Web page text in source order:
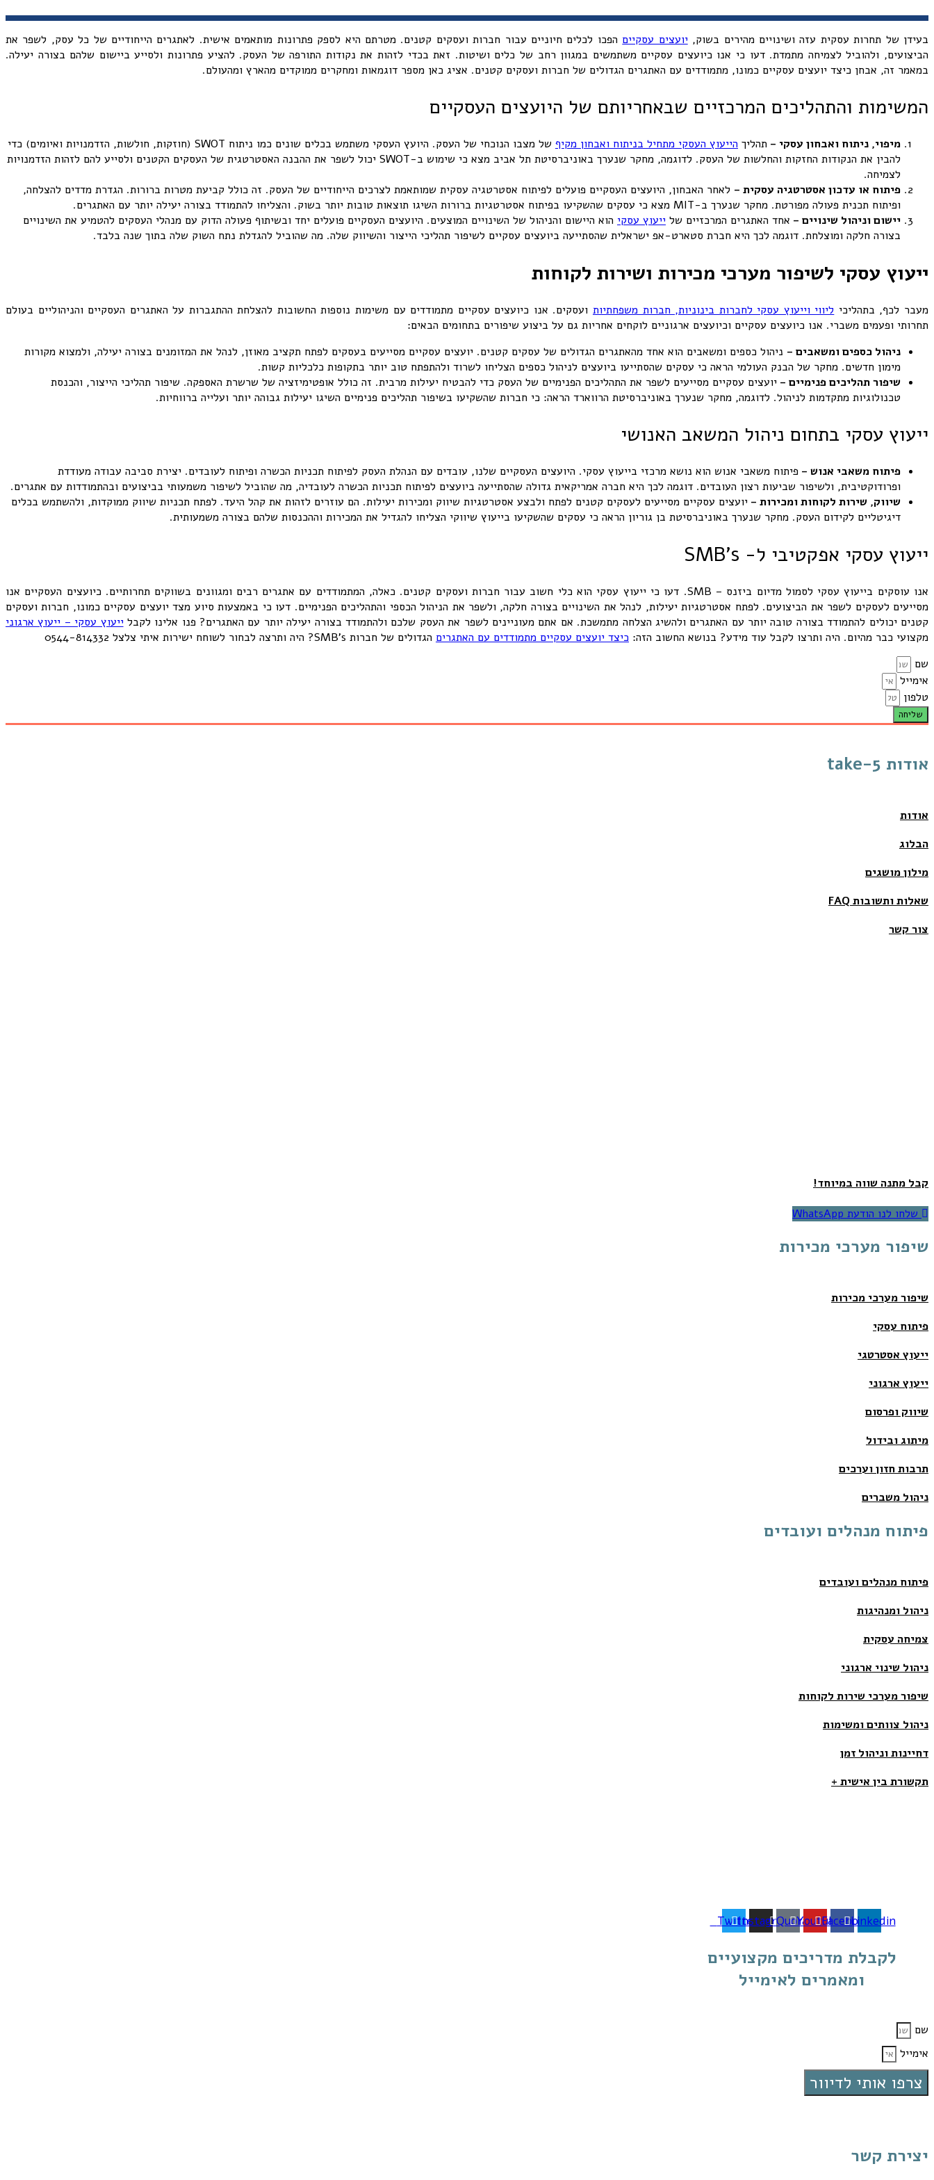
בעידן של תחרות עסקית עזה ושינויים מהירים בשוק, יועצים עסקיים הפכו לכלים חיוניים עבור חברות ועסקים קטנים. מטרתם היא לספק פתרונות מותאמים אישית. לאתגרים הייחודיים של כל עסק, לשפר את
הביצועים, ולהוביל לצמיחה מתמדת. דעו כי אנו כיועצים עסקיים משתמשים במגוון רחב של כלים ושיטות. זאת בכדי לזהות את נקודות התורפה של העסק. להציע פתרונות ולסייע ביישום שלהם בצורה יעילה.
במאמר זה, אבחן כיצד יועצים עסקיים כמונו, מתמודדים עם האתגרים הגדולים של חברות ועסקים קטנים. אציג כאן מספר דוגמאות ומחקרים ממוקדים מהארץ ומהעולם.
המשימות והתהליכים המרכזיים שבאחריותם של היועצים העסקיים
מיפוי, ניתוח ואבחון עסקי – תהליך הייעוץ העסקי מתחיל בניתוח ואבחון מקיף
של מצבו הנוכחי של העסק. היועץ העסקי משתמש בכלים שונים כמו ניתוח SWOT (חוזקות, חולשות, הזדמנויות ואיומים) כדי
להבין את הנקודות החזקות והחלשות של העסק. לדוגמה, מחקר שנערך באוניברסיטת תל אביב מצא כי שימוש ב-SWOT יכול לשפר את ההבנה האסטרטגית של העסקים הקטנים ולסייע להם לזהות הזדמנויות
לצמיחה.
פיתוח או עדכון אסטרטגיה עסקית – לאחר האבחון, היועצים העסקיים פועלים לפיתוח אסטרטגיה עסקית שמותאמת לצרכים הייחודיים של העסק. זה כולל קביעת מטרות ברורות. הגדרת מדדים להצלחה,
ופיתוח תכנית פעולה מפורטת. מחקר שנערך ב-MIT מצא כי עסקים שהשקיעו בפיתוח אסטרטגיות ברורות השיגו תוצאות טובות יותר בשוק. והצליחו להתמודד בצורה יעילה יותר עם האתגרים.
יישום וניהול שינויים – אחד האתגרים המרכזיים של ייעוץ עסקי הוא היישום והניהול של השינויים המוצעים. היועצים העסקיים פועלים יחד ובשיתוף פעולה הדוק עם מנהלי העסקים להטמיע את השינויים
בצורה חלקה ומוצלחת. דוגמה לכך היא חברת סטארט-אפ ישראלית שהסתייעה ביועצים עסקיים לשיפור תהליכי הייצור והשיווק שלה. מה שהוביל להגדלת נתח השוק שלה בתוך שנה בלבד.
ייעוץ עסקי לשיפור מערכי מכירות ושירות לקוחות
מעבר לכף, בתהליכי ליווי וייעוץ עסקי לחברות בינוניות, חברות משפחתיות ועסקים. אנו כיועצים עסקיים מתמודדים עם משימות נוספות החשובות להצלחת ההתגברות על האתגרים העסקיים והניהוליים בעולם
תחרותי ופעמים משברי. אנו כיועצים עסקיים וכיועצים ארגוניים לוקחים אחריות גם על ביצוע שיפורים בתחומים הבאים:
ניהול כספים ומשאבים – ניהול כספים ומשאבים הוא אחד מהאתגרים הגדולים של עסקים קטנים. יועצים עסקיים מסייעים בעסקים לפתח תקציב מאוזן, לנהל את המזומנים בצורה יעילה, ולמצוא מקורות
מימון חדשים. מחקר של הבנק העולמי הראה כי עסקים שהסתייעו ביועצים לניהול כספים הצליחו לשרוד ולהתפתח טוב יותר בתקופות כלכליות קשות.
שיפור תהליכים פנימיים – יועצים עסקיים מסייעים לשפר את התהליכים הפנימיים של העסק כדי להבטיח יעילות מרבית. זה כולל אופטימיזציה של שרשרת האספקה. שיפור תהליכי הייצור, והכנסת
טכנולוגיות מתקדמות לניהול. לדוגמה, מחקר שנערך באוניברסיטת הרווארד הראה: כי חברות שהשקיעו בשיפור תהליכים פנימיים השיגו יעילות גבוהה יותר ועלייה ברווחיות.
ייעוץ עסקי בתחום ניהול המשאב האנושי
פיתוח משאבי אנוש – פיתוח משאבי אנוש הוא נושא מרכזי בייעוץ עסקי. היועצים העסקיים שלנו, עובדים עם הנהלת העסק לפיתוח תכניות הכשרה ופיתוח לעובדים. יצירת סביבה עבודה מעודדת
ופרודוקטיבית, ולשיפור שביעות רצון העובדים. דוגמה לכך היא חברה אמריקאית גדולה שהסתייעה ביועצים לפיתוח תכניות הכשרה לעובדיה, מה שהוביל לשיפור משמעותי בביצועים ובהתמודדות עם אתגרים.
שיווק, שירות לקוחות ומכירות – יועצים עסקיים מסייעים לעסקים קטנים לפתח ולבצע אסטרטגיות שיווק ומכירות יעילות. הם עוזרים לזהות את קהל היעד. לפתח תכניות שיווק ממוקדות, ולהשתמש בכלים
דיגיטליים לקידום העסק. מחקר שנערך באוניברסיטת בן גוריון הראה כי עסקים שהשקיעו בייעוץ שיווקי הצליחו להגדיל את המכירות וההכנסות שלהם בצורה משמעותית.
ייעוץ עסקי אפקטיבי ל- SMB’s
אנו עוסקים בייעוץ עסקי לסמול מדיום ביזנס – SMB. דעו כי ייעוץ עסקי הוא כלי חשוב עבור חברות ועסקים קטנים. כאלה, המתמודדים עם אתגרים רבים ומגוונים בשווקים תחרותיים. כיועצים העסקיים אנו
מסייעים לעסקים לשפר את הביצועים. לפתח אסטרטגיות יעילות, לנהל את השינויים בצורה חלקה, ולשפר את הניהול הכספי והתהליכים הפנימיים. דעו כי באמצעות סיוע מצד יועצים עסקיים כמונו, חברות ועסקים
קטנים יכולים להתמודד בצורה טובה יותר עם האתגרים ולהשיג הצלחה מתמשכת. אם אתם מעוניינים לשפר את העסק שלכם ולהתמודד בצורה יעילה יותר עם האתגרים? פנו אלינו לקבל ייעוץ עסקי – ייעוץ ארגוני
מקצועי כבר מהיום. היה ותרצו לקבל עוד מידע? בנושא החשוב הזה: כיצד יועצים עסקיים מתמודדים עם האתגרים הגדולים של חברות SMB’s? היה ותרצה לבחור לשוחח ישירות איתי צלצל 0544-814332
שם
אימייל
טלפון
שליחה
אודות take-5
אודות
הבלוג
מילון מושגים
שאלות ותשובות FAQ
צור קשר
קבל מתנה שווה במיוחד!
שלחו לנו הודעת WhatsApp
שיפור מערכי מכירות
שיפור מערכי מכירות
פיתוח עסקי
ייעוץ אסטרטגי
ייעוץ ארגוני
שיווק ופרסום
מיתוג ובידול
תרבות חזון וערכים
ניהול משברים
פיתוח מנהלים ועובדים
פיתוח מנהלים ועובדים
ניהול ומנהיגות
צמיחה עסקית
ניהול שינוי ארגוני
שיפור מערכי שירות לקוחות
ניהול צוותים ומשימות
דחיינות וניהול זמן
תקשורת בין אישית +
Linkedin
Facebook
Youtube
Quora
Instagram
Twitter
לקבלת מדריכים מקצועיים
ומאמרים לאימייל
שם
אימייל
צרפו אותי לדיוור
יצירת קשר